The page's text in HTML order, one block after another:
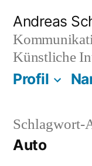
Inhalt
springen
Andreas
Künstliche
Profil
Schlagwort-
Auto